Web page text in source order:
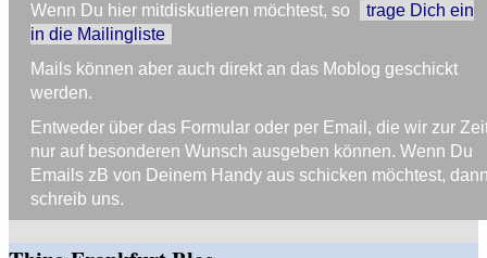
Wenn Du hier mitdiskutieren möchtest, so
trage Dich ein
in die Mailingliste
Mails können aber auch direkt an das Moblog geschickt
werden.
Entweder über das Formular oder per Email, die wir zur
nur auf besonderen Wunsch ausgeben können. Wenn Du
Emails zB von Deinem Handy aus schicken möchtest,
schreib uns.